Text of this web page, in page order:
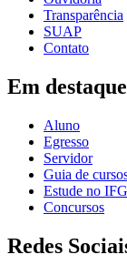
Transparência
SUAP
Contato
Em destaque
Aluno
Egresso
Servidor
Guia de
Estude no IFG
Concursos
Redes